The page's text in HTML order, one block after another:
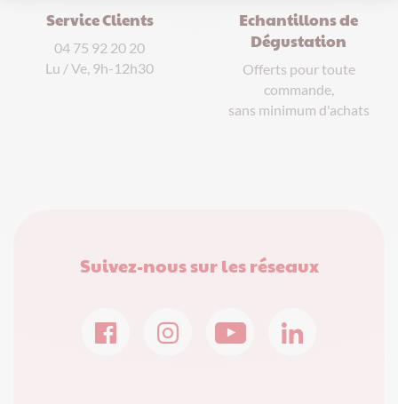
Service Clients
04 75 92 20 20
Lu / Ve, 9h-12h30
Echantillons de
Dégustation
Offerts pour toute
commande,
sans minimum d'achats
Suivez-nous sur les réseaux